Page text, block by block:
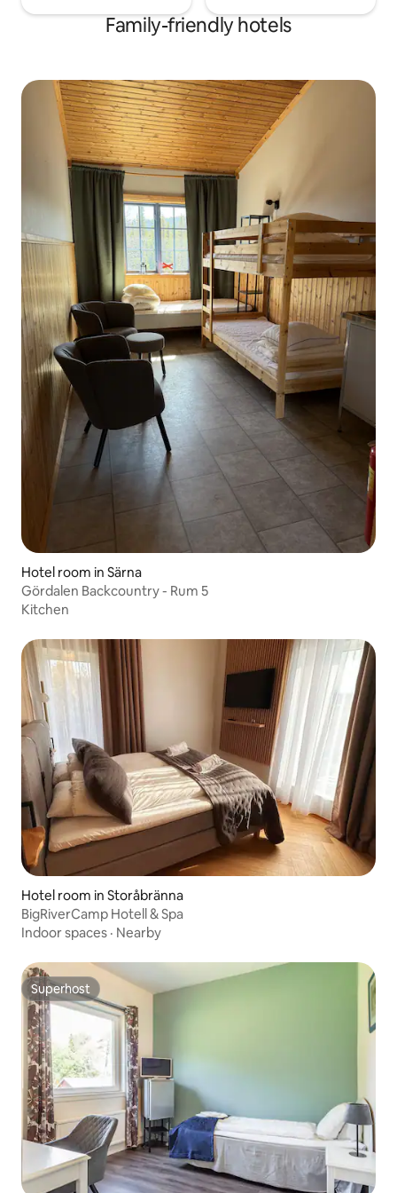
Family-friendly hotels
Hotel room in Särna
Gördalen Backcountry - Rum 5
Kitchen
Hotel room in Storåbränna
BigRiverCamp Hotell & Spa
Indoor spaces · Nearby
Superhost
Superhost